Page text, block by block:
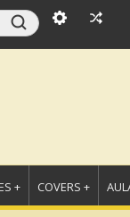
+ COVERS +